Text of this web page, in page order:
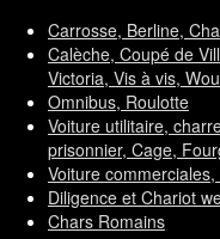
Carrosse, Berline,
Calèche, Coupé de
Victoria, Vis à vis,
Omnibus, Roulotte
Voiture utilitaire,
prisonnier, Cage,
Voiture
Diligence et Chariot
Chars Romains